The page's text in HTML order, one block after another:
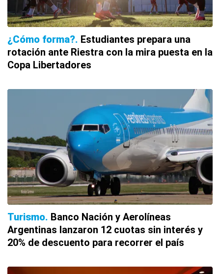
¿Cómo forma? Estudiantes prepara una
rotación ante Riestra con la mira puesta en la
Copa Libertadores
Turismo Banco Nación y Aerolíneas
Argentinas lanzaron 12 cuotas sin interés y
20% de descuento para recorrer el país